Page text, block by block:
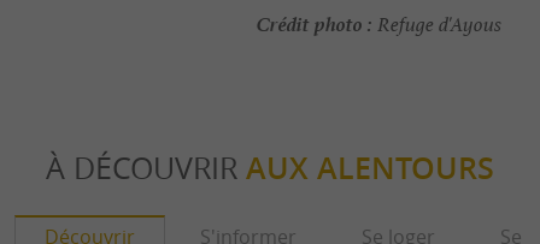
Crédit photo : Refuge d'Ayous
À DÉCOUVRIR AUX ALENTOURS
Découvrir S'informer Se loger Se